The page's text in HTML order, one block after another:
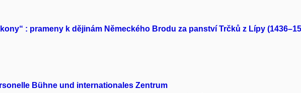
: prameny k dějinám Německého Brodu za panství Trčků z Lípy
Bühne und internationales Zentrum